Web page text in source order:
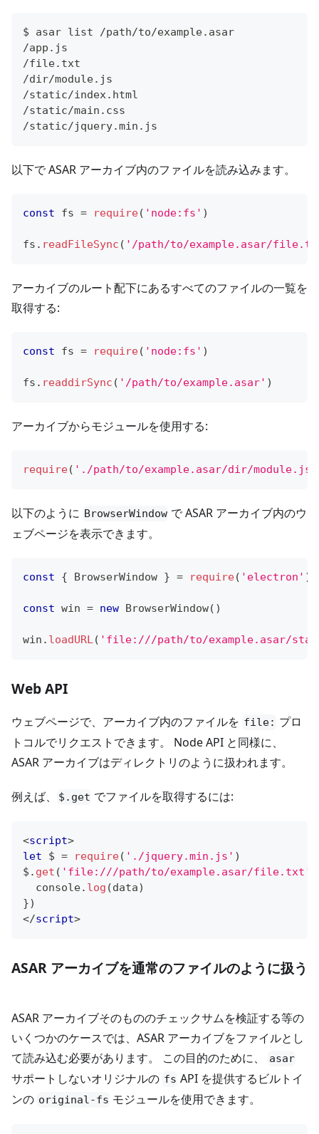
$ asar list /path/to/example.asar
/app.js
/file.txt
/dir/module.js
/static/index.html
/static/main.css
/static/jquery.min.js
以下で ASAR アーカイブ内のファイルを読み込みます。
const fs = require( 'node:fs' )
fs . readFileSync ( '/path/to/example.asar/
アーカイブのルート配下にあるすべてのファイルの一覧を
取得する:
const fs = require( 'node:fs' )
fs . readdirSync ( '/path/to/example.asar' )
アーカイブからモジュールを使用する:
require( './path/to/example.asar/dir/module.js'
以下のように BrowserWindow で ASAR アーカイブ内のウ
ェブページを表示できます。
const { BrowserWindow } = require( 'electron' )
const win = new BrowserWindow( )
win . loadURL( 'file:///path/to/example.asar/
Web API
ウェブページで、アーカイブ内のファイルを file: プロ
トコルでリクエストできます。 Node API と同様に、
ASAR アーカイブはディレクトリのように扱われます。
例えば、 $.get でファイルを取得するには:
<script>
let $ = require( './jquery.min.js' )
$ . get ( 'file:///path/to/example.asar/file.txt'
console. log (data)
})
</script>
ASAR アーカイブを通常のファイルのように扱う
ASAR アーカイブそのもののチェックサムを検証する等の
いくつかのケースでは、ASAR アーカイブをファイルとし
て読み込む必要があります。 この目的のために、
asar
サポートしないオリジナルの fs API を提供するビルトイ
ンの original-fs モジュールを使用できます。